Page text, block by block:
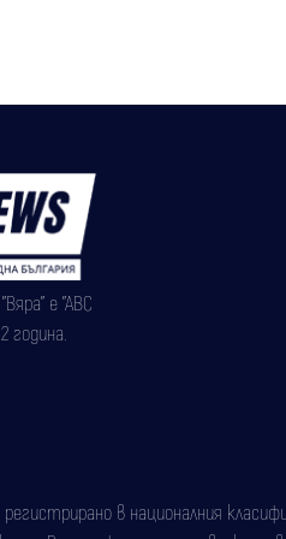
е "АВС
година.
в националния